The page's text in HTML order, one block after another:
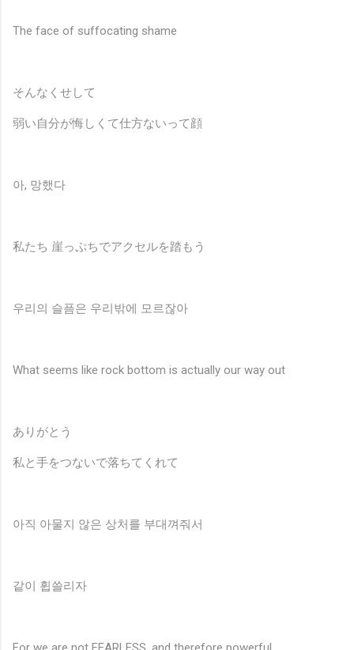
The face of suffocating shame
そんなくせして
弱い自分が悔しくて仕方ないって顔
아, 망했다
私たち 崖っぷちでアクセルを踏もう
우리의 슬픔은 우리밖에 모르잖아
What seems like rock bottom is actually our way out
ありがとう
私と手をつないで落ちてくれて
아직 아물지 않은 상처를 부대껴줘서
같이 휩쓸리자